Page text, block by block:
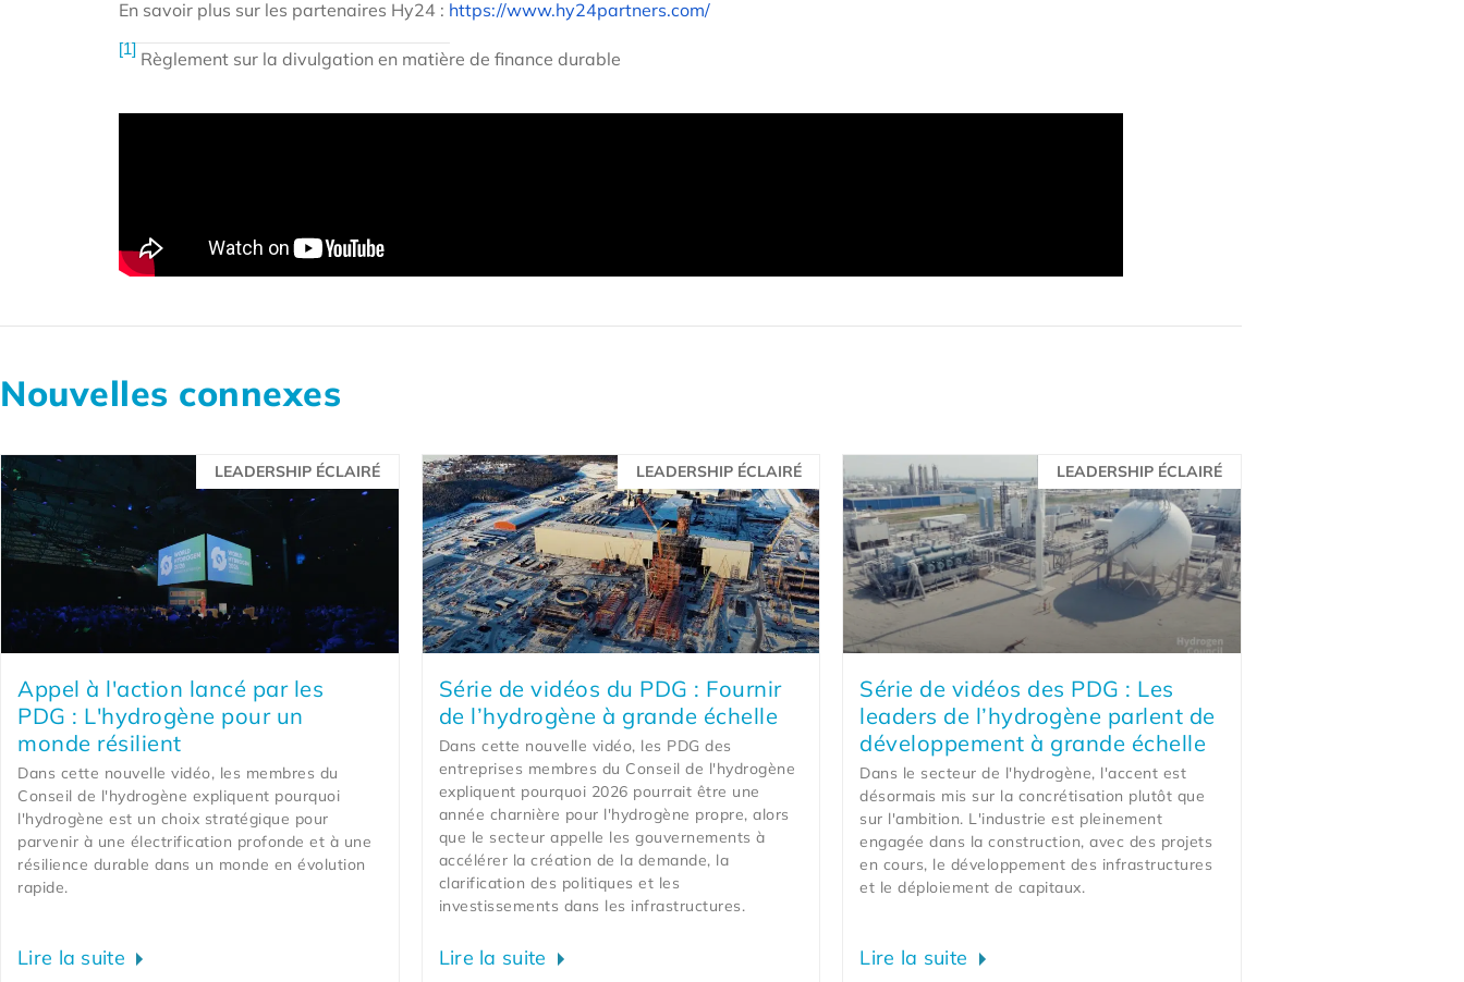
En savoir plus sur les partenaires Hy24 : https://www.hy24partners.com/
[1]Règlement sur la divulgation en matière de finance durable
Nouvelles connexes
LEADERSHIP ÉCLAIRÉ
Appel à l'action lancé par les
PDG : L'hydrogène pour un
monde résilient
Dans cette nouvelle vidéo, les membres du
Conseil de l'hydrogène expliquent pourquoi
l'hydrogène est un choix stratégique pour
parvenir à une électrification profonde et à une
résilience durable dans un monde en évolution
rapide.
Lire la suite
LEADERSHIP ÉCLAIRÉ
Série de vidéos du PDG : Fournir
de l’hydrogène à grande échelle
Dans cette nouvelle vidéo, les PDG des
entreprises membres du Conseil de l'hydrogène
expliquent pourquoi 2026 pourrait être une
année charnière pour l'hydrogène propre, alors
que le secteur appelle les gouvernements à
accélérer la création de la demande, la
clarification des politiques et les
investissements dans les infrastructures.
Lire la suite
LEADERSHIP ÉCLAIRÉ
Série de vidéos des PDG : Les
leaders de l’hydrogène parlent de
développement à grande échelle
Dans le secteur de l'hydrogène, l'accent est
désormais mis sur la concrétisation plutôt que
sur l'ambition. L'industrie est pleinement
engagée dans la construction, avec des projets
en cours, le développement des infrastructures
et le déploiement de capitaux.
Lire la suite